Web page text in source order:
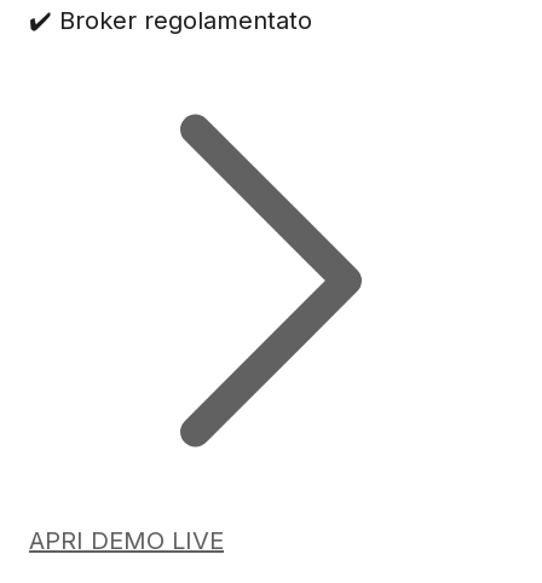
✔️ Broker regolamentato
APRI DEMO LIVE